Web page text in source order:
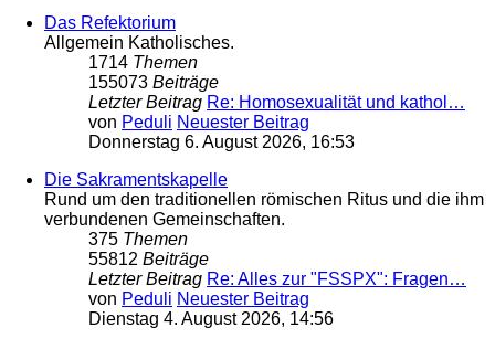
Das Refektorium
Allgemein Katholisches.
1714 Themen
155073 Beiträge
Letzter Beitrag Re: Homosexualität und kathol…
von Peduli Neuester Beitrag
Donnerstag 6. August 2026, 16:53
Die Sakramentskapelle
Rund um den traditionellen römischen Ritus und die ihm
verbundenen Gemeinschaften.
375 Themen
55812 Beiträge
Letzter Beitrag Re: Alles zur "FSSPX": Fragen…
von Peduli Neuester Beitrag
Dienstag 4. August 2026, 14:56